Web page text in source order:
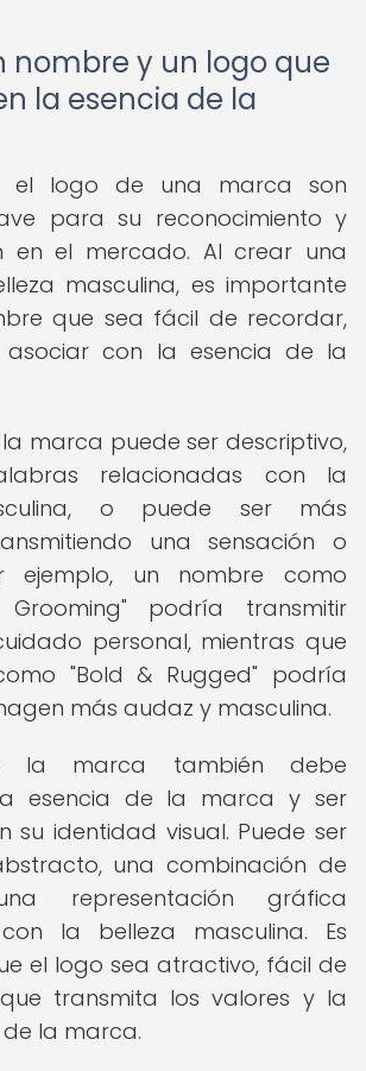
nombre y un logo que
la esencia de la
el logo de una marca son
para su reconocimiento y
en el mercado. Al crear una
masculina, es importante
que sea fácil de recordar,
asociar con la esencia de la
marca puede ser descriptivo,
relacionadas con la
o puede ser más
una sensación o
ejemplo, un nombre como
Grooming" podría transmitir
personal, mientras que
"Bold & Rugged" podría
más audaz y masculina.
la marca también debe
esencia de la marca y ser
su identidad visual. Puede ser
una combinación de
representación gráfica
la belleza masculina. Es
el logo sea atractivo, fácil de
transmita los valores y la
la marca.